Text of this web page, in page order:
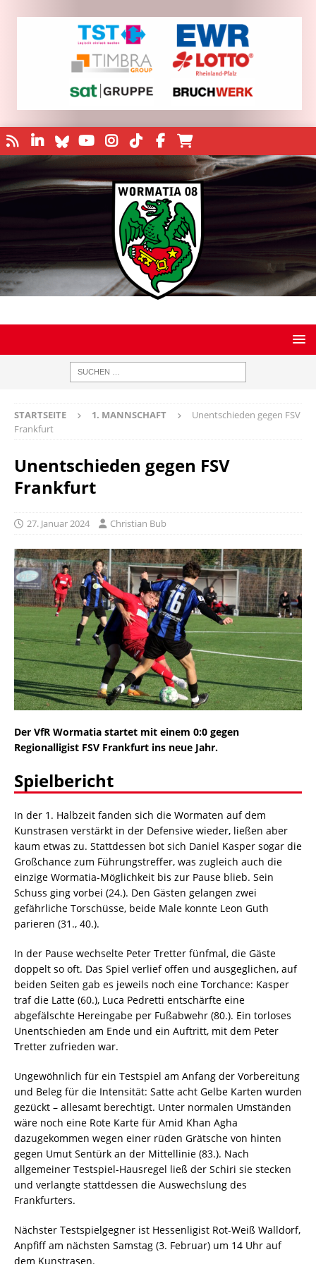
STARTSEITE 1. MANNSCHAFT
Unentschieden gegen FSV
Frankfurt
Unentschieden gegen FSV
Frankfurt
27. Januar 2024 Christian Bub
Der VfR Wormatia startet mit einem 0:0 gegen
Regionalligist FSV Frankfurt ins neue Jahr.
Spielbericht
In der 1. Halbzeit fanden sich die Wormaten auf dem
Kunstrasen verstärkt in der Defensive wieder, ließen aber
kaum etwas zu. Stattdessen bot sich Daniel Kasper sogar die
Großchance zum Führungstreffer, was zugleich auch die
einzige Wormatia-Möglichkeit bis zur Pause blieb. Sein
Schuss ging vorbei (24.). Den Gästen gelangen zwei
gefährliche Torschüsse, beide Male konnte Leon Guth
parieren (31., 40.).
In der Pause wechselte Peter Tretter fünfmal, die Gäste
doppelt so oft. Das Spiel verlief offen und ausgeglichen, auf
beiden Seiten gab es jeweils noch eine Torchance: Kasper
traf die Latte (60.), Luca Pedretti entschärfte eine
abgefälschte Hereingabe per Fußabwehr (80.). Ein torloses
Unentschieden am Ende und ein Auftritt, mit dem Peter
Tretter zufrieden war.
Ungewöhnlich für ein Testspiel am Anfang der Vorbereitung
und Beleg für die Intensität: Satte acht Gelbe Karten wurden
gezückt – allesamt berechtigt. Unter normalen Umständen
wäre noch eine Rote Karte für Amid Khan Agha
dazugekommen wegen einer rüden Grätsche von hinten
gegen Umut Sentürk an der Mittellinie (83.). Nach
allgemeiner Testspiel-Hausregel ließ der Schiri sie stecken
und verlangte stattdessen die Auswechslung des
Frankfurters.
Nächster Testspielgegner ist Hessenligist Rot-Weiß Walldorf,
Anpfiff am nächsten Samstag (3. Februar) um 14 Uhr auf
dem Kunstrasen.